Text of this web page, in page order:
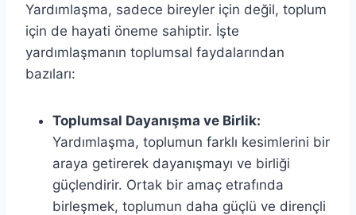
Yardımlaşma, sadece bireyler için değil, toplum
için de hayati öneme sahiptir. İşte
yardımlaşmanın toplumsal faydalarından
bazıları:
Toplumsal Dayanışma ve Birlik:
Yardımlaşma, toplumun farklı kesimlerini bir
araya getirerek dayanışmayı ve birliği
güçlendirir. Ortak bir amaç etrafında
birleşmek, toplumun daha güçlü ve dirençli